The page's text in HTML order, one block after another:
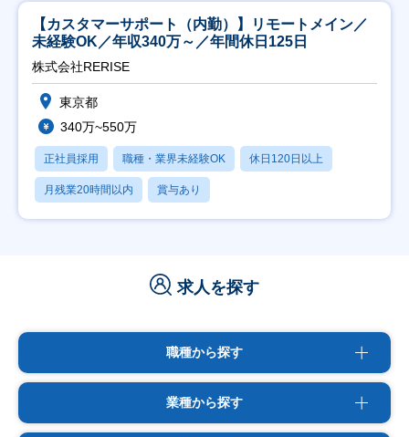
【カスタマーサポート（内勤）】リモートメイン／
未経験OK／年収340万～／年間休日125日
株式会社RERISE
東京都
340万~550万
正社員採用 職種・業界未経験OK 休日120日以上
月残業20時間以内 賞与あり
求人を探す
職種から探す
業種から探す